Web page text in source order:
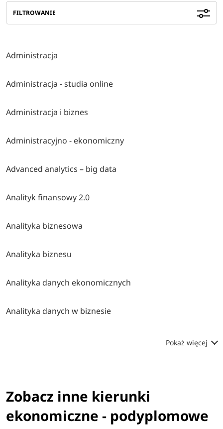
FILTROWANIE
Administracja
Administracja - studia online
Administracja i biznes
Administracyjno - ekonomiczny
Advanced analytics – big data
Analityk finansowy 2.0
Analityka biznesowa
Analityka biznesu
Analityka danych ekonomicznych
Analityka danych w biznesie
Pokaż więcej
Zobacz inne kierunki
ekonomiczne - podyplomowe